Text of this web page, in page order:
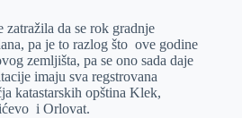
da se rok gradnje
pa je to razlog što ove godine
zemljišta, pa se ono sada daje
imaju sva regstrovana
katastarskih opština Klek,
i Orlovat.